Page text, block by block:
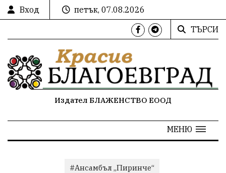
Вход
петък, 07.08.2026
ТЪРСИ
Издател БЛАЖЕНСТВО ЕООД
МЕНЮ
#Ансамбъл „Пиринче“